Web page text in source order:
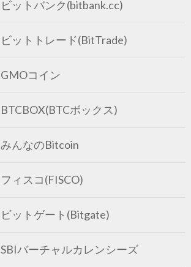
ビットバンク(bitbank.cc)
ビットトレード(BitTrade)
GMOコイン
BTCBOX(BTCボックス)
みんなのBitcoin
フィスコ(FISCO)
ビットゲート(Bitgate)
SBIバーチャルカレンシーズ